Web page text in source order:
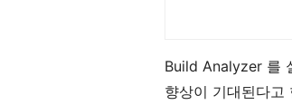
Build Analyzer 를
향상이 기대된다고